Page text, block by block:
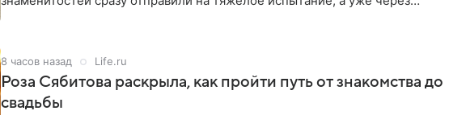
8 часов назад Life.ru
Роза Сябитова раскрыла, как пройти путь от знакомства до
свадьбы